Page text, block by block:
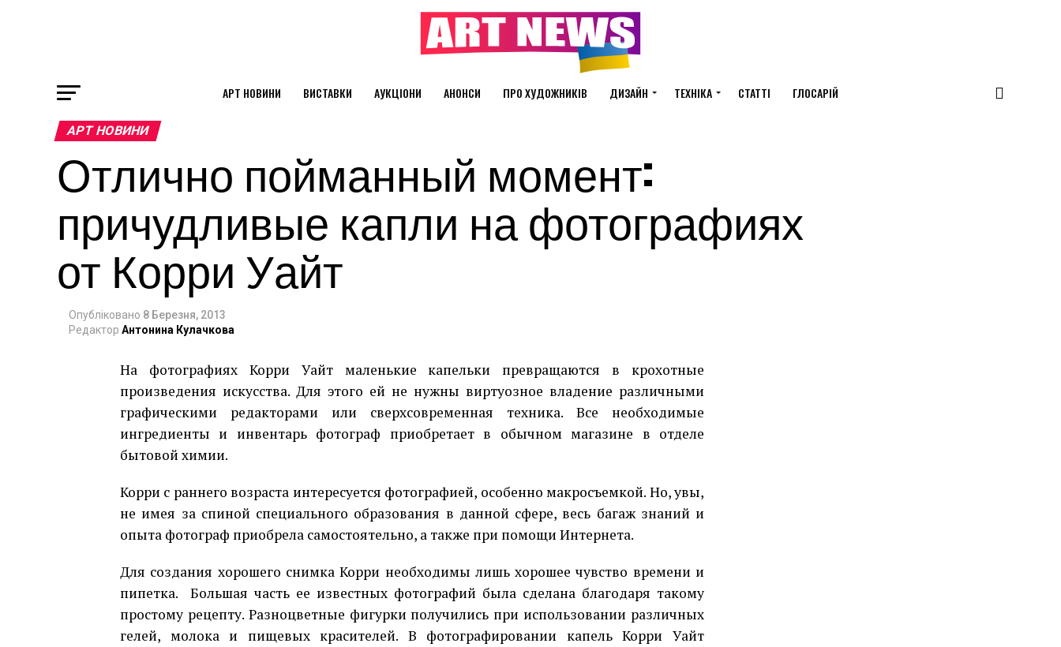
АРТ НОВИНИ ВИСТАВКИ АУКЦІОНИ АНОНСИ ПРО ХУДОЖНИКІВ ДИЗАЙН ТЕХНІКА СТАТТІ ГЛОСАРІЙ
АРТ НОВИНИ
Отлично пойманный момент:
причудливые капли на фотографиях
от Корри Уайт
Опубліковано 8 Березня, 2013
Редактор Антонина Кулачкова
На фотографиях Корри Уайт маленькие капельки превращаются в крохотные
произведения искусства. Для этого ей не нужны виртуозное владение различными
графическими редакторами или сверхсовременная техника. Все необходимые
ингредиенты и инвентарь фотограф приобретает в обычном магазине в отделе
бытовой химии.
Корри с раннего возраста интересуется фотографией, особенно макросъемкой. Но, увы,
не имея за спиной специального образования в данной сфере, весь багаж знаний и
опыта фотограф приобрела самостоятельно, а также при помощи Интернета.
Для создания хорошего снимка Корри необходимы лишь хорошее чувство времени и
пипетка. Большая часть ее известных фотографий была сделана благодаря такому
простому рецепту. Разноцветные фигурки получились при использовании различных
гелей, молока и пищевых красителей. В фотографировании капель Корри Уайт